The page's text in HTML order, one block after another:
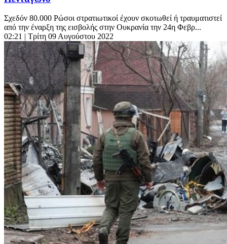
Σχεδόν 80.000 Ρώσοι στρατιωτικοί έχουν σκοτωθεί ή τραυματιστεί
από την έναρξη της εισβολής στην Ουκρανία την 24η Φεβρ...
02:21 | Τρίτη 09 Αυγούστου 2022